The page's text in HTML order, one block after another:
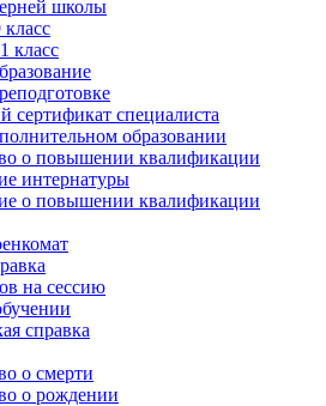
школы
класс
класс
сертификат специалиста
образовании
о повышении квалификации
интернатуры
о повышении квалификации
на сессию
справка
о смерти
о рождении